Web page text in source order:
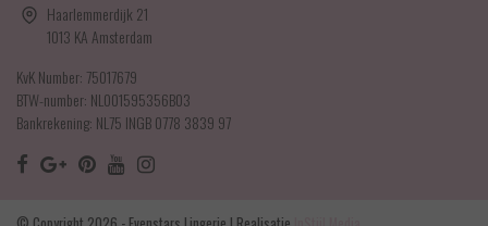
Haarlemmerdijk 21
1013 KA Amsterdam
KvK Number: 75017679
BTW-number: NL001595356B03
Bankrekening: NL75 INGB 0778 3839 97